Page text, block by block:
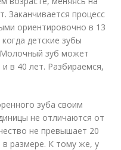
Заканчивается процесс
ориентировочно в 13
детские зубы
Молочный зуб может
в 40 лет. Разбираемся,
зуба своим
не отличаются от
не превышает 20
размере. К тому же, у